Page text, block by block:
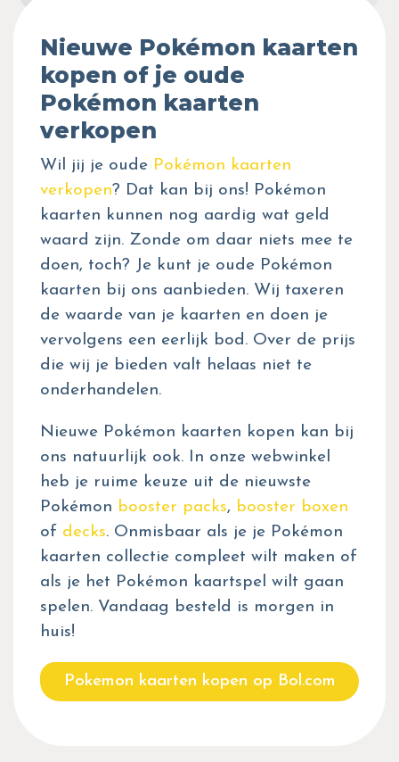
Nieuwe Pokémon kaarten
kopen of je oude
Pokémon kaarten
verkopen
Wil jij je oude Pokémon kaarten
verkopen? Dat kan bij ons! Pokémon
kaarten kunnen nog aardig wat geld
waard zijn. Zonde om daar niets mee te
doen, toch? Je kunt je oude Pokémon
kaarten bij ons aanbieden. Wij taxeren
de waarde van je kaarten en doen je
vervolgens een eerlijk bod. Over de prijs
die wij je bieden valt helaas niet te
onderhandelen.
Nieuwe Pokémon kaarten kopen kan bij
ons natuurlijk ook. In onze webwinkel
heb je ruime keuze uit de nieuwste
Pokémon booster packs, booster boxen
of decks. Onmisbaar als je je Pokémon
kaarten collectie compleet wilt maken of
als je het Pokémon kaartspel wilt gaan
spelen. Vandaag besteld is morgen in
huis!
Pokemon kaarten kopen op Bol.com